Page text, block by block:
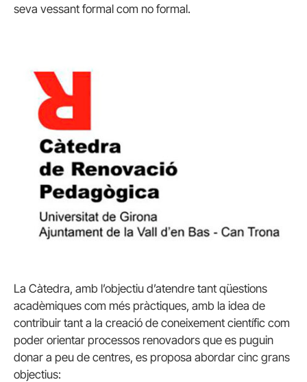
seva vessant formal com no formal.
La Càtedra, amb l’objectiu d’atendre tant qüestions
acadèmiques com més pràctiques, amb la idea de
contribuir tant a la creació de coneixement científic com
poder orientar processos renovadors que es puguin
donar a peu de centres, es proposa abordar cinc grans
objectius: